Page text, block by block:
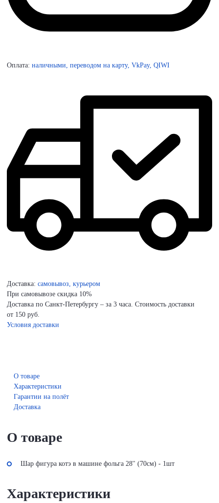
Оплата: наличными, переводом на карту, VkPay, QIWI
Доставка: самовывоз, курьером
При самовывозе скидка 10%
Доставка по Санкт-Петербургу – за 3 часа. Стоимость доставки
от 150 руб.
Условия доставки
О товаре
Характеристики
Гарантии на полёт
Доставка
О товаре
Шар фигура котэ в машине фольга 28'' (70см) - 1шт
Характеристики